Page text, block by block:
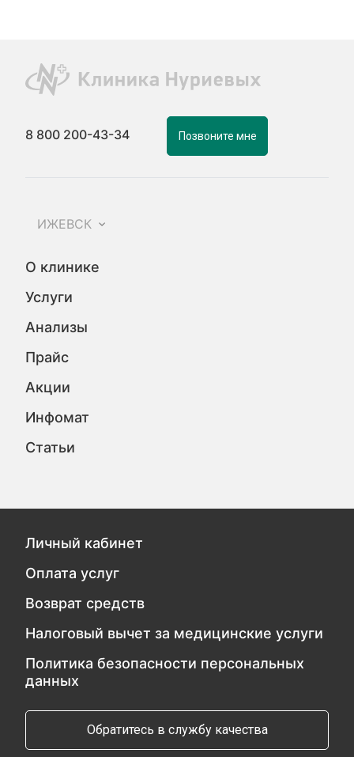
8 800 200-43-34 Позвоните мне
ИЖЕВСК
О клинике
Услуги
Анализы
Прайс
Акции
Инфомат
Статьи
Личный кабинет
Оплата услуг
Возврат средств
Налоговый вычет за медицинские услуги
Политика безопасности персональных
данных
Обратитесь в службу качества